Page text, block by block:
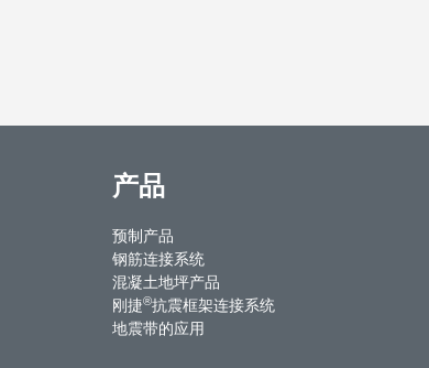
产品
预制产品
钢筋连接系统
混凝土地坪产品
刚捷®抗震框架连接系统
地震带的应用